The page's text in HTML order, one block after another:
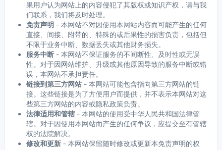
果用户认为网站上的内容侵犯了其版权或知识产权，请与我
们联系，我们将及时处理。
免责声明 - 本网站不对因使用本网站内容而可能产生的任何
直接、间接、附带的、特殊的或后果性的损害负责，包括但
不限于业务中断、数据丢失或其他财务损失。
服务中断 - 本网站不保证服务的不间断性、及时性或无误
性。对于因网站维护、升级或其他原因导致的服务中断或错
误，本网站不承担责任。
链接到第三方网站 - 本网站可能包含指向第三方网站的链
接。这些链接是为了方便用户而提供，并不表示本网站对这
些第三方网站的内容或隐私政策负责。
法律适用和管辖 - 本网站的使用受中华人民共和国法律管
辖。对于因使用本网站而产生的任何争议，应提交至有管辖
权的法院解决。
修改和更新 - 本网站保留随时修改或更新本免责声明的权